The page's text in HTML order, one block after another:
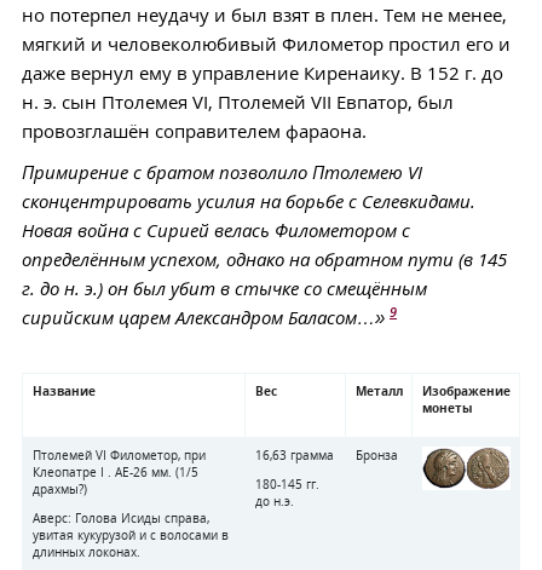
но потерпел неудачу и был взят в плен. Тем не менее,
мягкий и человеколюбивый Филометор простил его и
даже вернул ему в управление Киренаику. В 152 г. до
н. э. сын Птолемея VI, Птолемей VII Евпатор, был
провозглашён соправителем фараона.
Примирение с братом позволило Птолемею VI
сконцентрировать усилия на борьбе с Селевкидами.
Новая война с Сирией велась Филометором с
определённым успехом, однако на обратном пути (в 145
г. до н. э.) он был убит в стычке со смещённым
сирийским царем Александром Баласом…» 9
Название Вес Металл
Изображение
монеты
Птолемей VI Филометор, при
Клеопатре I . АЕ-26 мм. (1/5
драхмы?)
Аверс: Голова Исиды справа,
увитая кукурузой и с волосами в
длинных локонах.
16,63 грамма
180-145 гг.
до н.э.
Бронза